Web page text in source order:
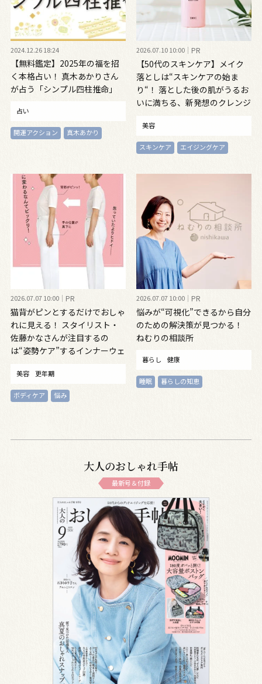
2024.12.26 18:24
【無料鑑定】2025年の福を招
く本格占い！ 真木あかりさん
が占う「シンプル四柱推命」
占い
開運アクション 真木あかり
2026.07.10 10:00 PR
【50代のスキンケア】メイク
落としは“スキンケアの始ま
り“！ 落とした後の肌がうるお
いに満ちる、新発想のクレンジ
美容
スキンケア エイジングケア
2026.07.07 10:00 PR
猫背がピンとするだけでおしゃ
れに見える！ スタイリスト・
佐藤かなさんが注目するの
は“姿勢ケア”するインナーウェ
美容 更年期
ボディケア 悩み
2026.07.07 10:00 PR
悩みが“可視化”できるから自分
のための解決策が見つかる！
ねむりの相談所
暮らし 健康
睡眠 暮らしの知恵
大人のおしゃれ手帖
最新号＆付録